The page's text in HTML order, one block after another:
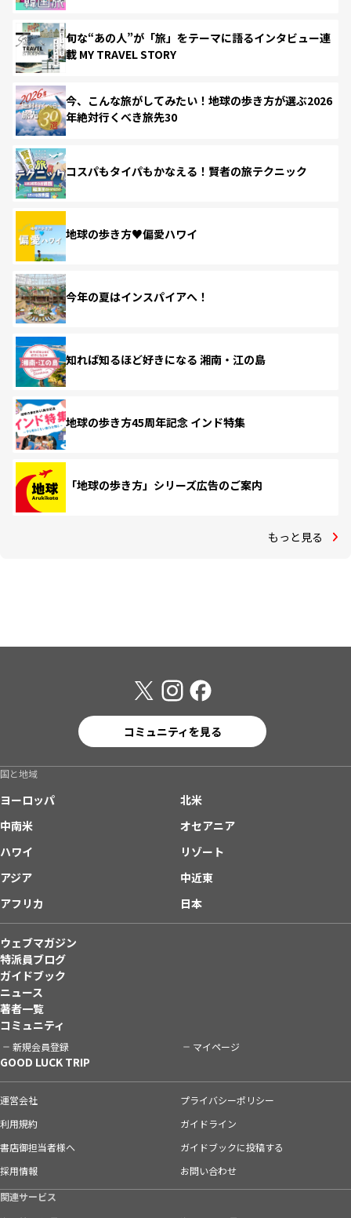
旬な“あの人”が「旅」をテーマに語るインタビュー連
載 MY TRAVEL STORY
今、こんな旅がしてみたい！地球の歩き方が選ぶ2026
年絶対行くべき旅先30
コスパもタイパもかなえる！賢者の旅テクニック
地球の歩き方♥偏愛ハワイ
今年の夏はインスパイアへ！
知れば知るほど好きになる 湘南・江の島
地球の歩き方45周年記念 インド特集
「地球の歩き方」シリーズ広告のご案内
もっと見る
コミュニティを見る
国と地域
ヨーロッパ
北米
中南米
オセアニア
ハワイ
リゾート
アジア
中近東
アフリカ
日本
ウェブマガジン
特派員ブログ
ガイドブック
ニュース
著者一覧
コミュニティ
新規会員登録 マイページ
GOOD LUCK TRIP
運営会社
プライバシーポリシー
利用規約
ガイドライン
書店御担当者様へ
ガイドブックに投稿する
採用情報
お問い合わせ
関連サービス